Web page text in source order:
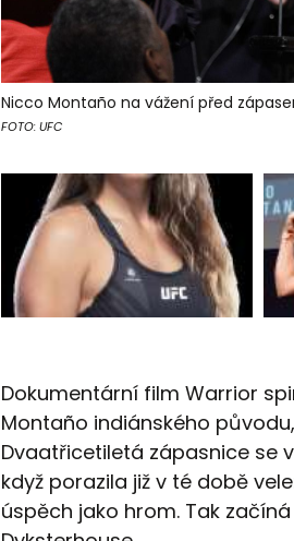
Nicco Montaño na vážení před
FOTO: UFC
Dokumentární film Warrior
Montaño indiánského
Dvaatřicetiletá zápasnice se
když porazila již v té době
úspěch jako hrom. Tak